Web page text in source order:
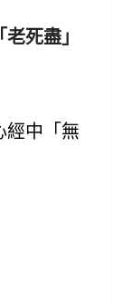
死盡」
中「無